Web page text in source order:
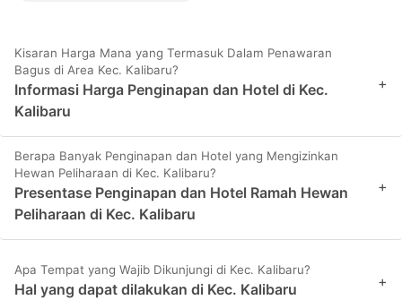
Kisaran Harga Mana yang Termasuk Dalam Penawaran
Bagus di Area Kec. Kalibaru?
Informasi Harga Penginapan dan Hotel di Kec.
Kalibaru
+
Berapa Banyak Penginapan dan Hotel yang Mengizinkan
Hewan Peliharaan di Kec. Kalibaru?
Presentase Penginapan dan Hotel Ramah Hewan
Peliharaan di Kec. Kalibaru
+
Apa Tempat yang Wajib Dikunjungi di Kec. Kalibaru?
Hal yang dapat dilakukan di Kec. Kalibaru +